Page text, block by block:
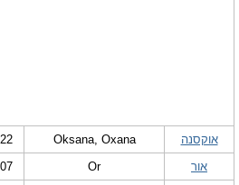
אוקסנה Oksana, Oxana
אור
Or